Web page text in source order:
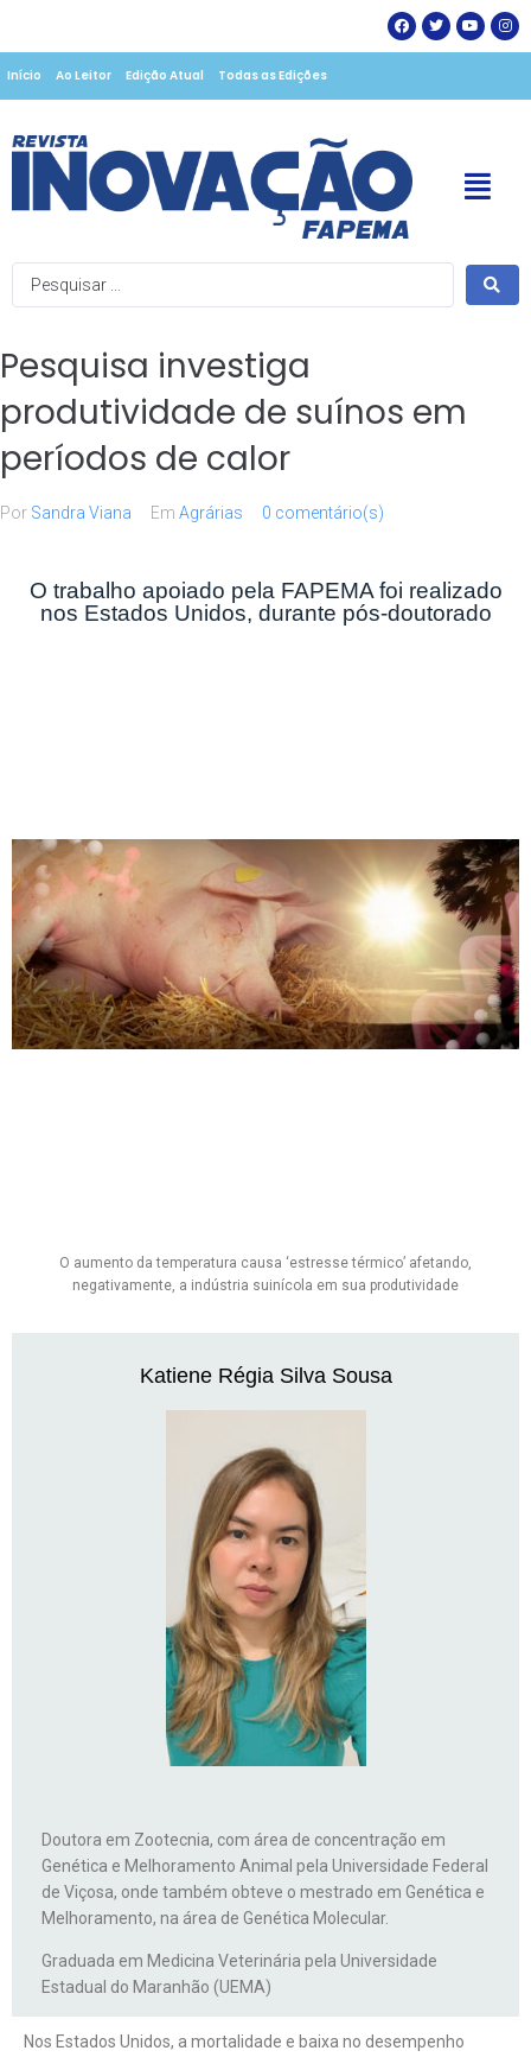
Início Ao Leitor Edição Atual Todas as Edições
Pesquisa investiga
produtividade de suínos em
períodos de calor
Por Sandra Viana Em Agrárias 0 comentário(s)
O trabalho apoiado pela FAPEMA foi realizado
nos Estados Unidos, durante pós-doutorado
O aumento da temperatura causa ‘estresse térmico’ afetando,
negativamente, a indústria suinícola em sua produtividade
Katiene Régia Silva Sousa
Doutora em Zootecnia, com área de concentração em
Genética e Melhoramento Animal pela Universidade Federal
de Viçosa, onde também obteve o mestrado em Genética e
Melhoramento, na área de Genética Molecular.
Graduada em Medicina Veterinária pela Universidade
Estadual do Maranhão (UEMA)
Nos Estados Unidos, a mortalidade e baixa no desempenho